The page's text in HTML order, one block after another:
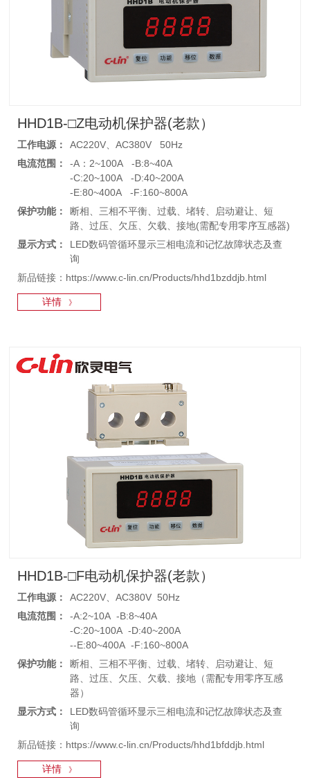
HHD1B-□Z电动机保护器(老款）
工作电源：
AC220V、AC380V 50Hz
电流范围：
-A：2~100A -B:8~40A
-C:20~100A -D:40~200A
-E:80~400A -F:160~800A
保护功能：
断相、三相不平衡、过载、堵转、启动避让、短
路、过压、欠压、欠载、接地(需配专用零序互感器)
显示方式：
LED数码管循环显示三相电流和记忆故障状态及查
询
新品链接：https://www.c-lin.cn/Products/hhd1bzddjb.html
详情 》
HHD1B-□F电动机保护器(老款）
工作电源：
AC220V、AC380V 50Hz
电流范围：
-A:2~10A -B:8~40A
-C:20~100A -D:40~200A
--E:80~400A -F:160~800A
保护功能：
断相、三相不平衡、过载、堵转、启动避让、短
路、过压、欠压、欠载、接地（需配专用零序互感
器）
显示方式：
LED数码管循环显示三相电流和记忆故障状态及查
询
新品链接：https://www.c-lin.cn/Products/hhd1bfddjb.html
详情 》